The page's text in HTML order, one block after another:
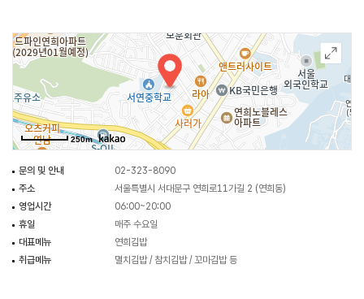
250m
문의 및 안내
02-323-8090
주소
서울특별시 서대문구 연희로11가길 2 (연희동)
영업시간
06:00~20:00
휴일
매주 수요일
대표메뉴
연희김밥
취급메뉴
멸치김밥 / 참치김밥 / 꼬마김밥 등